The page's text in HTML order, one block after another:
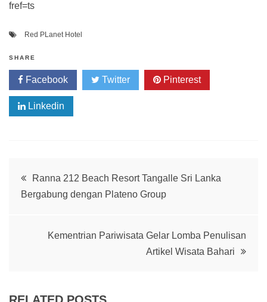
fref=ts
Red PLanet Hotel
SHARE
Facebook Twitter Pinterest
Linkedin
Post
navigation
Ranna 212 Beach Resort Tangalle Sri Lanka
Bergabung dengan Plateno Group
Kementrian Pariwisata Gelar Lomba Penulisan
Artikel Wisata Bahari